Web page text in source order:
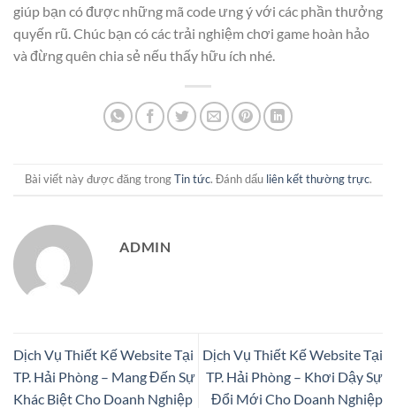
giúp bạn có được những mã code ưng ý với các phần thưởng
quyến rũ. Chúc bạn có các trải nghiệm chơi game hoàn hảo
và đừng quên chia sẻ nếu thấy hữu ích nhé.
Bài viết này được đăng trongTin tức. Đánh dấu liên kết thường trực.
ADMIN
Dịch Vụ Thiết Kế Website Tại
TP. Hải Phòng – Mang Đến Sự
Khác Biệt Cho Doanh Nghiệp
Dịch Vụ Thiết Kế Website Tại
TP. Hải Phòng – Khơi Dậy Sự
Đổi Mới Cho Doanh Nghiệp